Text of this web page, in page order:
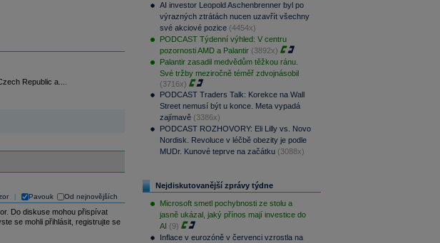
Republic a....
Pavouk Od nejnovějších
Do diskuse mohou přispívat
se mohli přihlásit, registrujte se
AI investor Leopold Aschenbrenner byl po
výrazných ztrátách nucen uzavřít všechny
své akciové pozice (4454x)
PODCAST Týdenní výhled: V centru
pozornosti AMD a Palantir (3892x)
Palantir zasadil medvědům těžkou ránu.
Své tržby meziročně téměř zdvojnásobil
(3716x)
PODCAST Traders Talk: Korekce na Wall
Street nemusí být u konce. Meta vypadá
zajímavě (3386x)
PODCAST ROZHOVORY: Eli Lilly vs. Novo
Nordisk. Revoluce v léčbě obezity je podle
MUDr. Kunové teprve na začátku (3088x)
Nejdiskutovanější zprávy týdne
Microsoft smetl pochybnosti ze stolu a
jasně ukázal, jaký přínos mají investice do
AI (9)
Inflace v eurozóně v červenci vzrostla na